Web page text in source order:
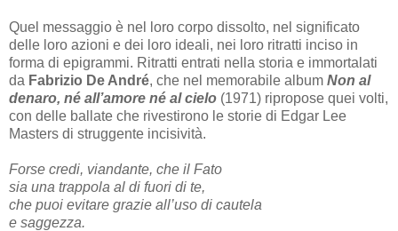
Quel messaggio è nel loro corpo dissolto, nel significato
delle loro azioni e dei loro ideali, nei loro ritratti inciso in
forma di epigrammi. Ritratti entrati nella storia e immortalati
da Fabrizio De André, che nel memorabile album Non al
denaro, né all’amore né al cielo (1971) ripropose quei volti,
con delle ballate che rivestirono le storie di Edgar Lee
Masters di struggente incisività.
Forse credi, viandante, che il Fato
sia una trappola al di fuori di te,
che puoi evitare grazie all’uso di cautela
e saggezza.